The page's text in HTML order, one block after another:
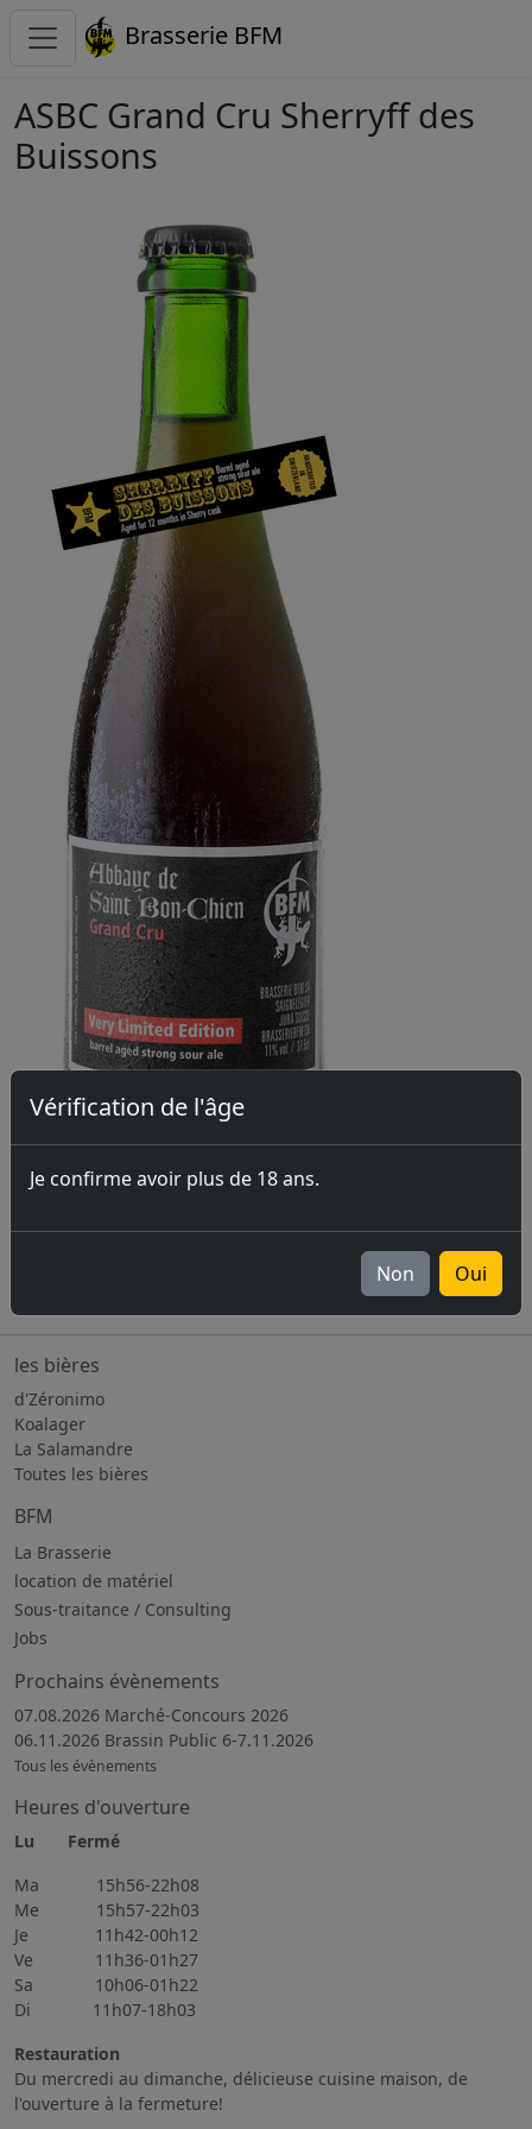
Brasserie BFM
Vérification de l'âge
Je confirme avoir plus de 18 ans.
Non Oui
ASBC Grand Cru Sherryff des
Buissons
Barrel aged strong sour ale 11%
Aged for 12 months in Sherry cask
les bières
d'Zéronimo
Koalager
La Salamandre
Toutes les bières
BFM
La Brasserie
location de matériel
Sous-traitance / Consulting
Jobs
Prochains évènements
07.08.2026 Marché-Concours 2026
06.11.2026 Brassin Public 6-7.11.2026
Tous les évènements
Heures d'ouverture
Lu Fermé
Ma 15h56-22h08
Me 15h57-22h03
Je 11h42-00h12
Ve 11h36-01h27
Sa 10h06-01h22
Di 11h07-18h03
Restauration
Du mercredi au dimanche, délicieuse cuisine maison, de
l'ouverture à la fermeture!